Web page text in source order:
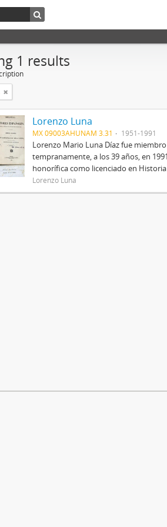
1 results
Lorenzo Luna
MX 09003AHUNAM 3.31 1951-1991
Lorenzo Mario Luna Díaz fue
tempranamente, a los 39 años, en
honorífica como licenciado en Historia
Lorenzo Luna